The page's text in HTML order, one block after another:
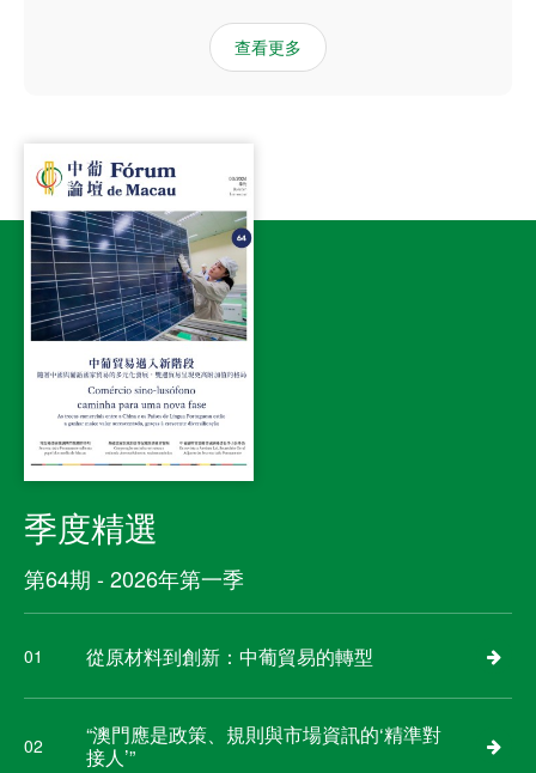
查看更多
季度精選
第64期 - 2026年第一季
01 從原材料到創新：中葡貿易的轉型
02
“澳門應是政策、規則與市場資訊的‘精準對
接人’”